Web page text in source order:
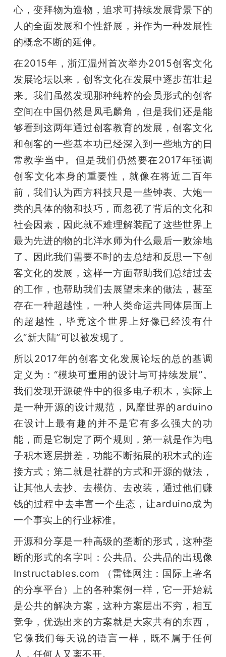
心
专
题
爱
搞
机
心，变拜物为造物，追求可持续发展背景下的
人的全面发展和个性舒展，并作为一种发展性
的概念不断的延伸。
在2015年，浙江温州首次举办2015创客文化
发展论坛以来，创客文化在发展中逐步茁壮起
来。我们虽然发现那种纯粹的会员形式的创客
空间在中国仍然是凤毛麟角，但是我们还是能
够看到这两年通过创客教育的发展，创客文化
和创客的一些基本功已经深入到一些地方的日
常教学当中。但是我们仍然要在2017年强调
创客文化本身的重要性，就像在将近二百年
前，我们认为西方科技只是一些钟表、大炮一
类的具体的物和技巧，而忽视了背后的文化和
社会因素，因此就不难理解装配了这些世界上
最为先进的物的北洋水师为什么最后一败涂地
了。因此我们需要不时的去总结和反思一下创
客文化的发展，这样一方面帮助我们总结过去
的工作，也帮助我们去展望未来的做法，甚至
存在一种超越性，一种人类命运共同体层面上
的超越性，毕竟这个世界上好像已经没有什
么“新大陆”可以被发现了。
所以2017年的创客文化发展论坛的总的基调
定义为：“模块可重用的设计与可持续发展”。
我们发现开源硬件中的很多电子积木，实际上
是一种开源的设计规范，风靡世界的arduino
在设计上最有趣的并不是它有多么强大的功
能，而是它制定了两个规则，第一就是作为电
子积木逐层拼差，功能不断拓展的积木式的连
接方式；第二就是社群的方式和开源的做法，
让其他人去抄、去模仿、去改装，通过他们赚
钱的过程中去丰富一个生态，让arduino成为
一个事实上的行业标准。
开源和分享是一种高级的垄断的形式，这种垄
断的形式的名字叫：公共品。公共品的出现像
Instructables.com （雷锋网注：国际上著名
的分享平台）上的各种案例一样，它一开始就
是公共的解决方案，这种方案层出不穷，相互
竞争，优选出来的方案就是大家共有的东西，
它像我们每天说的语言一样，既不属于任何
人，任何人又离不开。